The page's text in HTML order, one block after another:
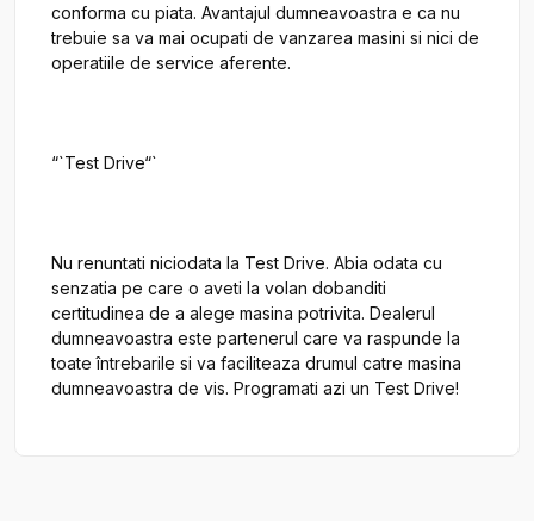
conforma cu piata. Avantajul dumneavoastra e ca nu
trebuie sa va mai ocupati de vanzarea masini si nici de
operatiile de service aferente.
“`Test Drive“`
Nu renuntati niciodata la Test Drive. Abia odata cu
senzatia pe care o aveti la volan dobanditi
certitudinea de a alege masina potrivita. Dealerul
dumneavoastra este partenerul care va raspunde la
toate întrebarile si va faciliteaza drumul catre masina